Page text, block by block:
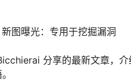
图曝光：专用于挖掘漏洞
分享的最新文章，